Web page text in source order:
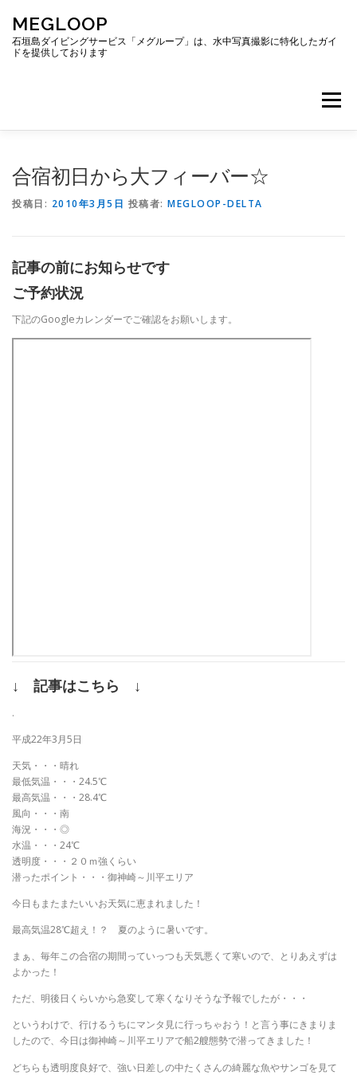
ッ
MEGLOOP
石垣島ダイビングサービス「メグループ」は、水中写真撮影に特化したガイ
ドを提供しております
メニュー
合宿初日から大フィーバー☆
投稿日: 2010年3月5日 投稿者: MEGLOOP-DELTA
記事の前にお知らせです
ご予約状況
下記のGoogleカレンダーでご確認をお願いします。
↓ 記事はこちら ↓
.
平成22年3月5日
天気・・・晴れ
最低気温・・・24.5℃
最高気温・・・28.4℃
風向・・・南
海況・・・◎
水温・・・24℃
透明度・・・２０ｍ強くらい
潜ったポイント・・・御神崎～川平エリア
今日もまたまたいいお天気に恵まれました！
最高気温28℃超え！？ 夏のように暑いです。
まぁ、毎年この合宿の期間っていっつも天気悪くて寒いので、とりあえずは
よかった！
ただ、明後日くらいから急変して寒くなりそうな予報でしたが・・・
というわけで、行けるうちにマンタ見に行っちゃおう！と言う事にきまりま
したので、今日は御神崎～川平エリアで船2艘態勢で潜ってきました！
どちらも透明度良好で、強い日差しの中たくさんの綺麗な魚やサンゴを見て